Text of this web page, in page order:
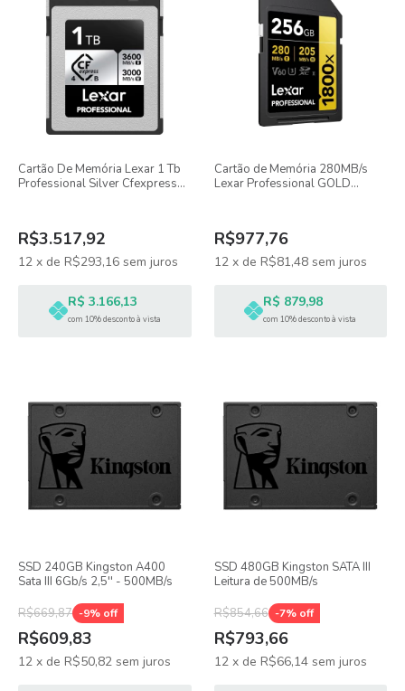
Cartão De Memória Lexar 1 Tb
Professional Silver Cfexpress
R$3.517,92
12 x de R$293,16 sem juros
R$ 3.166,13
com 10% desconto à vista
Cartão de Memória 280MB/s
Lexar Professional GOLD
R$977,76
12 x de R$81,48 sem juros
R$ 879,98
com 10% desconto à vista
SSD 240GB Kingston A400
Sata III 6Gb/s 2,5'' - 500MB/s
R$669,87 -9% off
R$609,83
12 x de R$50,82 sem juros
SSD 480GB Kingston SATA III
Leitura de 500MB/s
R$854,66 -7% off
R$793,66
12 x de R$66,14 sem juros